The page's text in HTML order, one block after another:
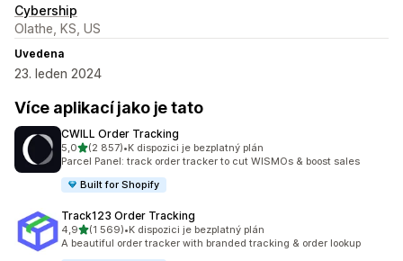
Cybership
Olathe, KS, US
Uvedena
23. leden 2024
Více aplikací jako je tato
CWILL Order Tracking
5,0z 5 hvězd
(2 857)
Celkový počet recenzí: 2857
•K dispozici je bezplatný plán
Parcel Panel: track order tracker to cut WISMOs & boost sales
Built for Shopify
Track123 Order Tracking
4,9z 5 hvězd
(1 569)
Celkový počet recenzí: 1569
•K dispozici je bezplatný plán
A beautiful order tracker with branded tracking & order lookup